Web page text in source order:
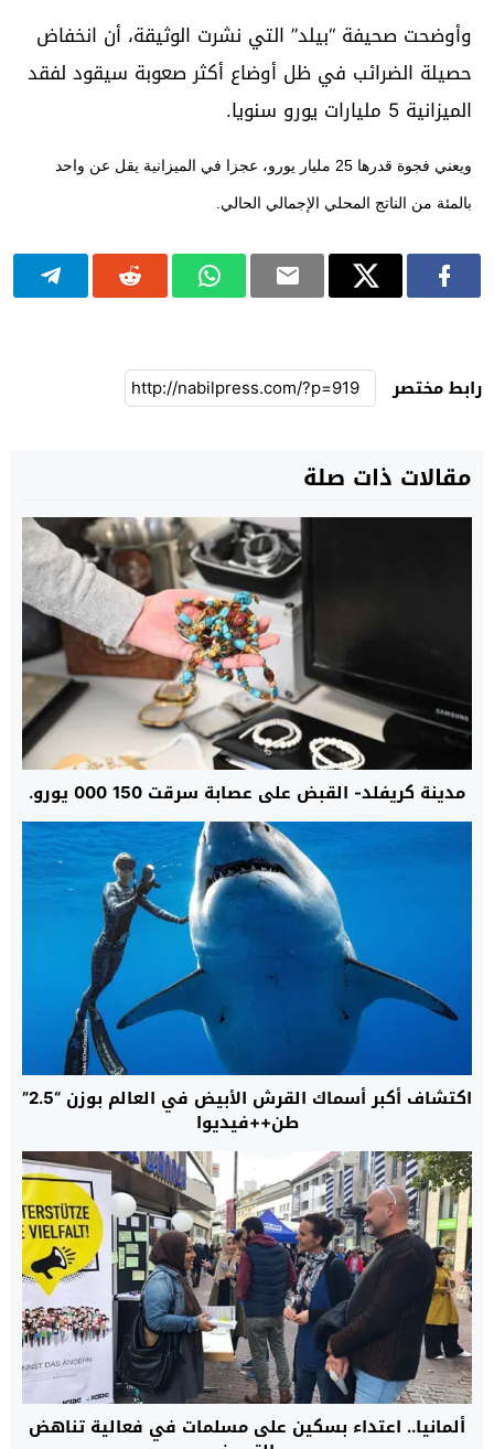
وأوضحت صحيفة “بيلد” التي نشرت الوثيقة، أن انخفاض
حصيلة الضرائب في ظل أوضاع أكثر صعوبة سيقود لفقد
الميزانية 5 مليارات يورو سنويا.
ويعني فجوة قدرها 25 مليار يورو، عجزا في الميزانية يقل عن واحد
بالمئة من الناتج المحلي الإجمالي الحالي.
رابط مختصر
مقالات ذات صلة
مدينة كريفلد- القبض على عصابة سرقت 150 000 يورو.
اكتشاف أكبر أسماك القرش الأبيض في العالم بوزن “2.5”
طن++فيديوا
ألمانيا.. اعتداء بسكين على مسلمات في فعالية تناهض